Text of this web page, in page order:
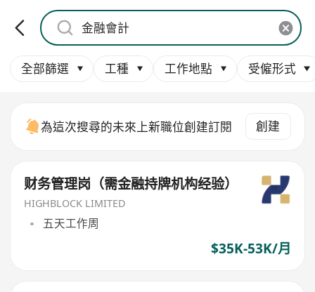
全部篩選 工種 工作地點 受僱形式
為這次搜尋的未來上新職位創建訂閱 創建
财务管理岗（需金融持牌机构经验）
HIGHBLOCK LIMITED
五天工作周
$35K-53K/月